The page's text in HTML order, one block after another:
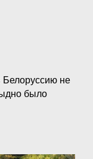
не
было